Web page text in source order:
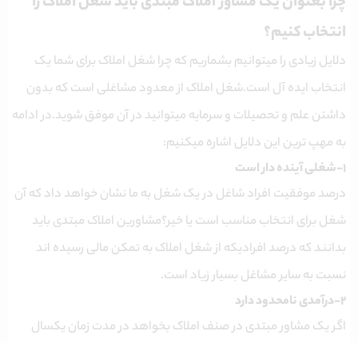
انتخاب کنیم؟
دلایل زیادی را میتوانیم بشماریم که چرا شغل املاک برای شما یک
انتخاب ایده آل است.شغل املاک از معدود مشاغلی است که بدون
داشتن علم و تحصیلات و سرمایه میتوانید در آن موفق شوید.در ادامه
به مهپ ترین این دلایل اشاره میکنیم:
۱-شغلی آینده دار است
درصد موفقیت افراد شاغل در یک شغل به ما نشان خواهد داد که آن
شغل برای انتخاب مناسب است یا خیر؟مشاورین املاک مبتدی باید
بدانند که درصد افرادیکه از شغل املاک به تمکن مالی رسیده اند
نسبت به سایر مشاغل بسیار زیاد است.
۲-درآمدی نامحدود دارد
اگر یک مشاور مبتدی در صنف املاک بخواهد در مدت زمان یکسال